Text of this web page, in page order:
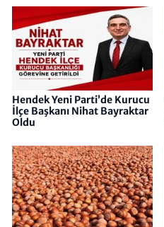
Hendek Yeni Parti’de Kurucu
İlçe Başkanı Nihat Bayraktar
Oldu